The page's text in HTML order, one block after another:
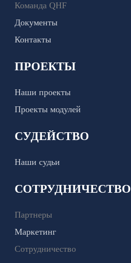
Команда QHF
Документы
Контакты
ПРОЕКТЫ
Наши проекты
Проекты модулей
СУДЕЙСТВО
Наши судьи
СОТРУДНИЧЕСТВО
Партнеры
Маркетинг
Сотрудничество